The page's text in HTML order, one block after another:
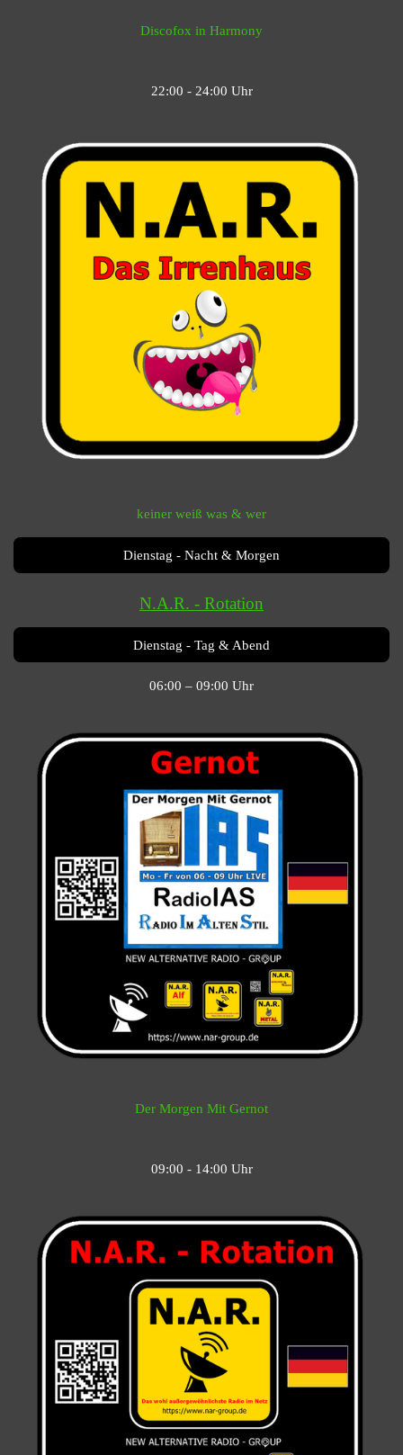
Discofox in Harmony
22:00 - 24:00 Uhr
keiner weiß was & wer
Dienstag - Nacht & Morgen
N.A.R. - Rotation
Dienstag - Tag & Abend
06:00 – 09:00 Uhr
Der Morgen Mit Gernot
09:00 - 14:00 Uhr